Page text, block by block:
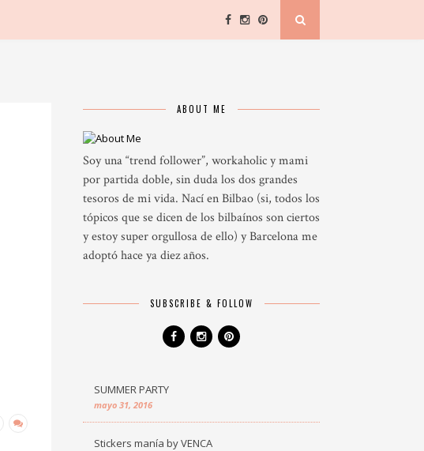
ABOUT ME
Soy una “trend follower”, workaholic y mami
por partida doble, sin duda los dos grandes
tesoros de mi vida. Nací en Bilbao (si, todos los
tópicos que se dicen de los bilbaínos son ciertos
y estoy super orgullosa de ello) y Barcelona me
adoptó hace ya diez años.
SUBSCRIBE & FOLLOW
SUMMER PARTY
mayo 31, 2016
Stickers manía by VENCA